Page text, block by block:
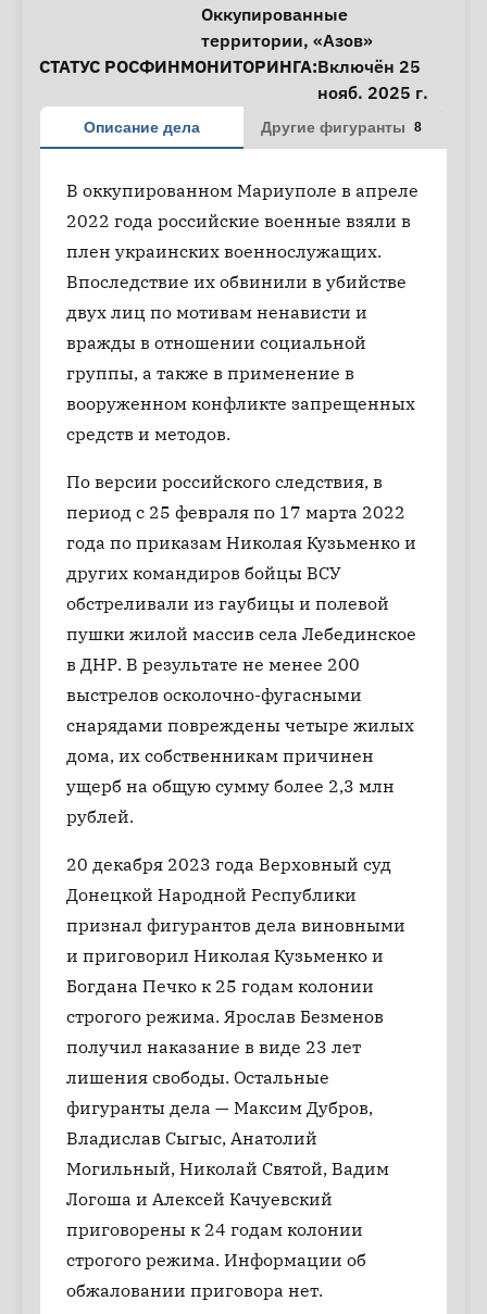
Оккупированные
территории, «Азов»
СТАТУС РОСФИНМОНИТОРИНГА:Включён 25
нояб. 2025 г.
Описание дела Другие фигуранты 8
В оккупированном Мариуполе в апреле
2022 года российские военные взяли в
плен украинских военнослужащих.
Впоследствие их обвинили в убийстве
двух лиц по мотивам ненависти и
вражды в отношении социальной
группы, а также в применение в
вооруженном конфликте запрещенных
средств и методов.
По версии российского следствия, в
период с 25 февраля по 17 марта 2022
года по приказам Николая Кузьменко и
других командиров бойцы ВСУ
обстреливали из гаубицы и полевой
пушки жилой массив села Лебединское
в ДНР. В результате не менее 200
выстрелов осколочно-фугасными
снарядами повреждены четыре жилых
дома, их собственникам причинен
ущерб на общую сумму более 2,3 млн
рублей.
20 декабря 2023 года Верховный суд
Донецкой Народной Республики
признал фигурантов дела виновными
и приговорил Николая Кузьменко и
Богдана Печко к 25 годам колонии
строгого режима. Ярослав Безменов
получил наказание в виде 23 лет
лишения свободы. Остальные
фигуранты дела — Максим Дубров,
Владислав Сыгыс, Анатолий
Могильный, Николай Святой, Вадим
Логоша и Алексей Качуевский
приговорены к 24 годам колонии
строгого режима. Информации об
обжаловании приговора нет.